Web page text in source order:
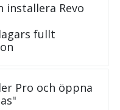
installera Revo
fullt
Pro och öppna